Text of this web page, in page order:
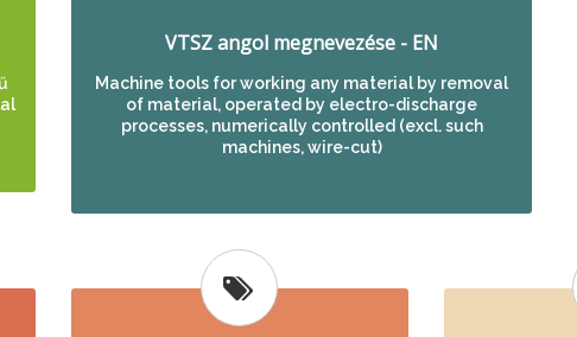
VTSZ angol megnevezése - EN
Machine tools for working any material by removal
of material, operated by electro-discharge
processes, numerically controlled (excl. such
machines, wire-cut)